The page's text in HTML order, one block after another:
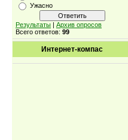
Ужасно
Результаты | Архив опросов
Всего ответов: 99
Интернет-компас